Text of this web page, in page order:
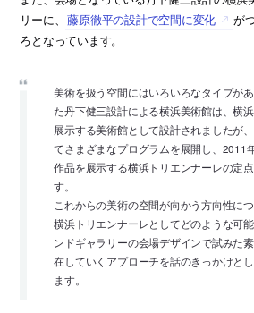
リーに、
藤原徹平の設計で空間に変化
が
ろとなっています。
美術を扱う空間にはいろいろなタイプが
た丹下健三設計による横浜美術館は、横
展示する美術館として設計されましたが
てさまざまなプログラムを展開し、2011
作品を展示する横浜トリエンナーレの定
す。
これからの美術の空間が向かう方向性に
横浜トリエンナーレとしてどのような可
ンドギャラリーの会場デザインで試みた
在していくアプローチを話のきっかけと
ます。